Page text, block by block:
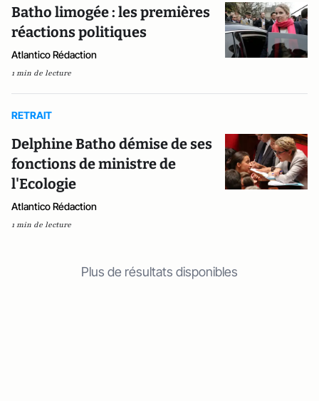
Batho limogée : les premières
réactions politiques
Atlantico Rédaction
1 min de lecture
RETRAIT
Delphine Batho démise de ses
fonctions de ministre de
l'Ecologie
Atlantico Rédaction
1 min de lecture
Plus de résultats disponibles